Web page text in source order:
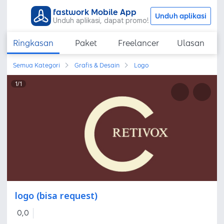
fastwork Mobile App
Unduh aplikasi, dapat promo! Unduh aplikasi
Ringkasan Paket Freelancer Ulasan
Semua Kategori Grafis & Desain Logo
1/1
logo (bisa request)
0,0